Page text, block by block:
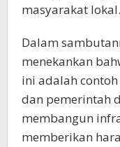
masyarakat lokal.
Dalam
menekankan
ini adalah
dan pemerintah
membangun
memberikan